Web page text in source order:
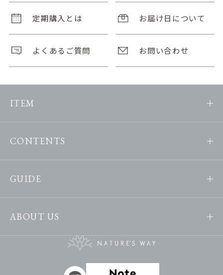
定期購入とは お届け日について
よくあるご質問 お問い合わせ
ITEM
CONTENTS
GUIDE
ABOUT US